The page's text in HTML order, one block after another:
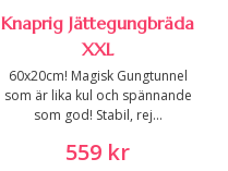
Knaprig Jättegungbräda
XXL
60x20cm! Magisk Gungtunnel
som är lika kul och spännande
som god! Stabil, rej...
559 kr